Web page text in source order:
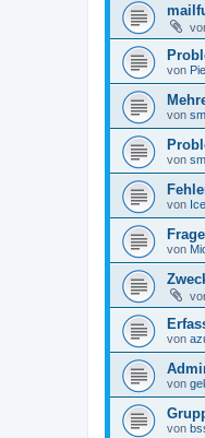
von
von
von
von
von
von
von
von